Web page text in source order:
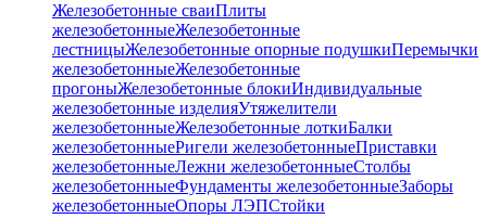
Железобетонные сваиПлиты
железобетонныеЖелезобетонные
лестницыЖелезобетонные опорные подушкиПеремычки
железобетонныеЖелезобетонные
прогоныЖелезобетонные блокиИндивидуальные
железобетонные изделияУтяжелители
железобетонныеЖелезобетонные лоткиБалки
железобетонныеРигели железобетонныеПриставки
железобетонныеЛежни железобетонныеСтолбы
железобетонныеФундаменты железобетонныеЗаборы
железобетонныеОпоры ЛЭПСтойки